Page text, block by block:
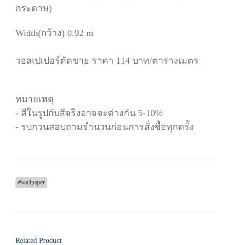
กระดาษ)
Width(กว้าง) 0.92 m
วอลเปเปอร์ตัดขาย ราคา 114 บาท/ตารางเมตร
หมายเหตุ
- สีในรูปกับสีจริงอาจจะต่างกัน 5-10%
- รบกวนสอบถามจำนวนก่อนการสั่งซื้อทุกครั้ง
#wallpaper
Related Product